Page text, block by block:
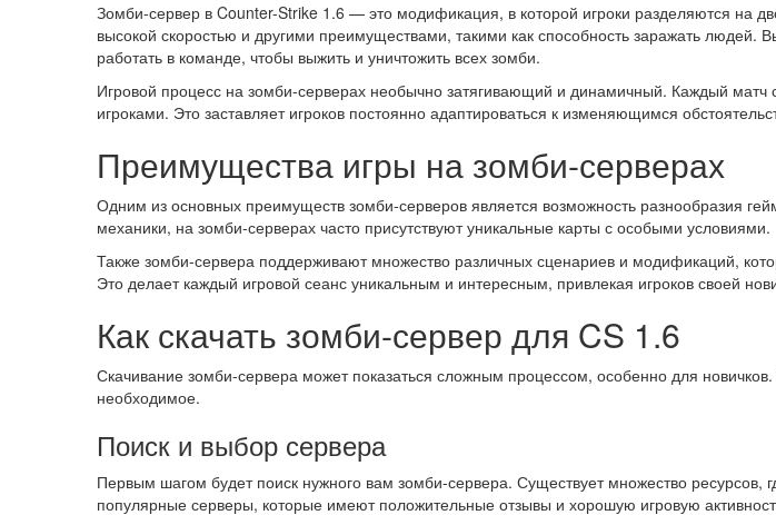
Зомби-сервер в Counter-Strike 1.6 — это модификация, в которой игроки разделяются
высокой скоростью и другими преимуществами, такими как способность заражать
работать в команде, чтобы выжить и уничтожить всех зомби.
Игровой процесс на зомби-серверах необычно затягивающий и динамичный. Каждый матч
игроками. Это заставляет игроков постоянно адаптироваться к изменяющимся
Преимущества игры на зомби-серверах
Одним из основных преимуществ зомби-серверов является возможность разнообразия
механики, на зомби-серверах часто присутствуют уникальные карты с особыми условиями.
Также зомби-сервера поддерживают множество различных сценариев и модификаций,
Это делает каждый игровой сеанс уникальным и интересным, привлекая игроков своей
Как скачать зомби-сервер для CS 1.6
Скачивание зомби-сервера может показаться сложным процессом, особенно для
необходимое.
Поиск и выбор сервера
Первым шагом будет поиск нужного вам зомби-сервера. Существует множество
популярные серверы, которые имеют положительные отзывы и хорошую игровую